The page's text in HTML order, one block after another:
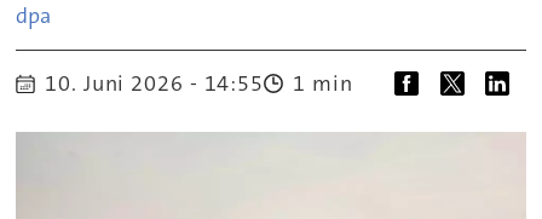
dpa
10. Juni 2026 - 14:55 1 min